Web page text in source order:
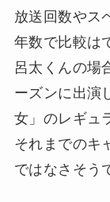
放送回数やス
年数で比較は
呂太くんの場
ーズンに出演
女」のレギュ
それまでのキ
ではなさそう